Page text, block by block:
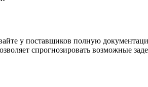
у поставщиков полную
спрогнозировать возможные